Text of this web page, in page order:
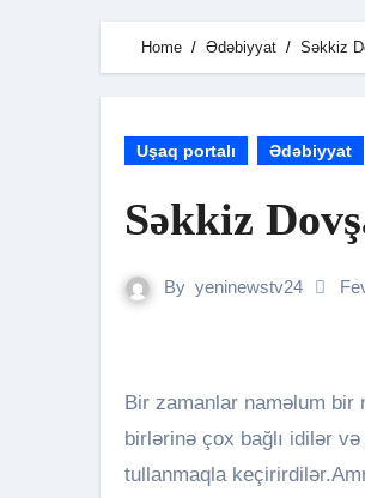
Home Ədəbiyyat Səkkiz
Uşaq portalı Ədəbiyyat
Səkkiz
By yeninewstv24
Bir zamanlar naməlum bir meşədə səkkiz sevimli dovşan qardaş yaşayırdı. Bütün dovşanlar bir-
birlərinə çox bağlı idilər
tullanmaqla